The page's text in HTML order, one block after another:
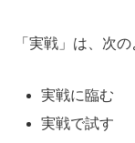
「実戦」は、次
実戦に臨む
実戦で試す